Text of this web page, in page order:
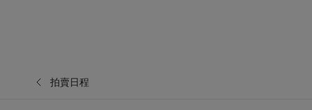
拍賣日程